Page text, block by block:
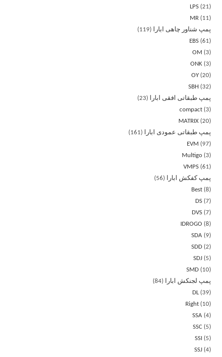
LPS 21
MR
11
پمپ شناور چاهی ابارا
119
EBS 61
OM
3
ONK 3
OY 20
SBH
32
پمپ طبقاتی افقی ابارا
23
compact 3
MATRIX 20
پمپ طبقاتی عمودی ابارا
161
EVM
97
Multigo 3
VMPS 61
پمپ کفکش ابارا
56
Best 8
DS 7
DVS 7
IDROGO
8
SDA
9
SDD 2
SDJ
5
SMD
10
پمپ لجنکش ابارا
84
DL 39
Right
10
SSA 4
SSC
5
SSI
5
SSJ 4